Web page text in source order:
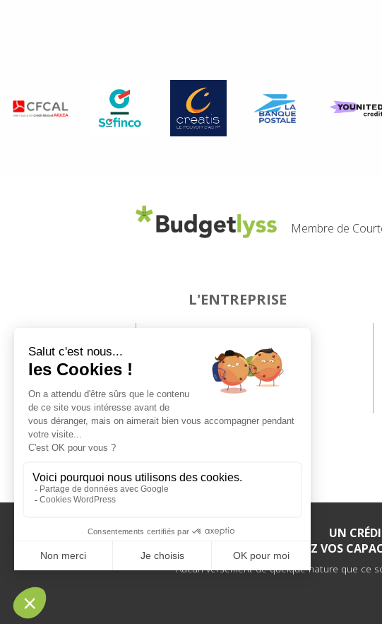
Membre de
L'ENTREPRISE
Devenez prescripteur
Mentions légales
Politique de cookies
UN
VÉRIFIEZ VOS
Aucun versement de quelque nature que ce